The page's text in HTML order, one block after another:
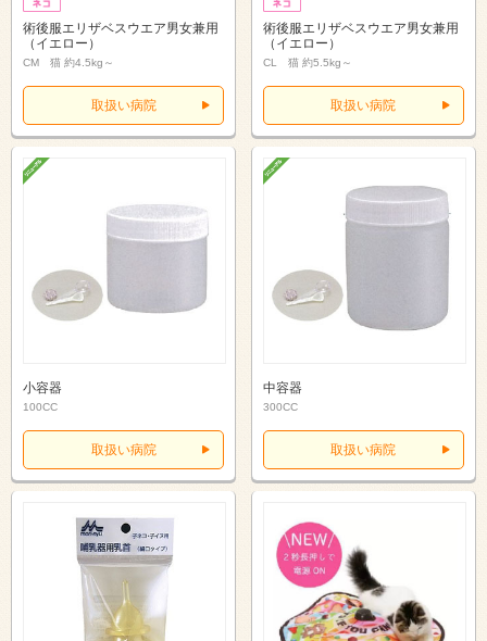
術後服エリザベスウエア男女兼用
（イエロー）
CM 猫 約4.5kg～
取扱い病院
術後服エリザベスウエア男女兼用
（イエロー）
CL 猫 約5.5kg～
取扱い病院
小容器
100CC
取扱い病院
中容器
300CC
取扱い病院